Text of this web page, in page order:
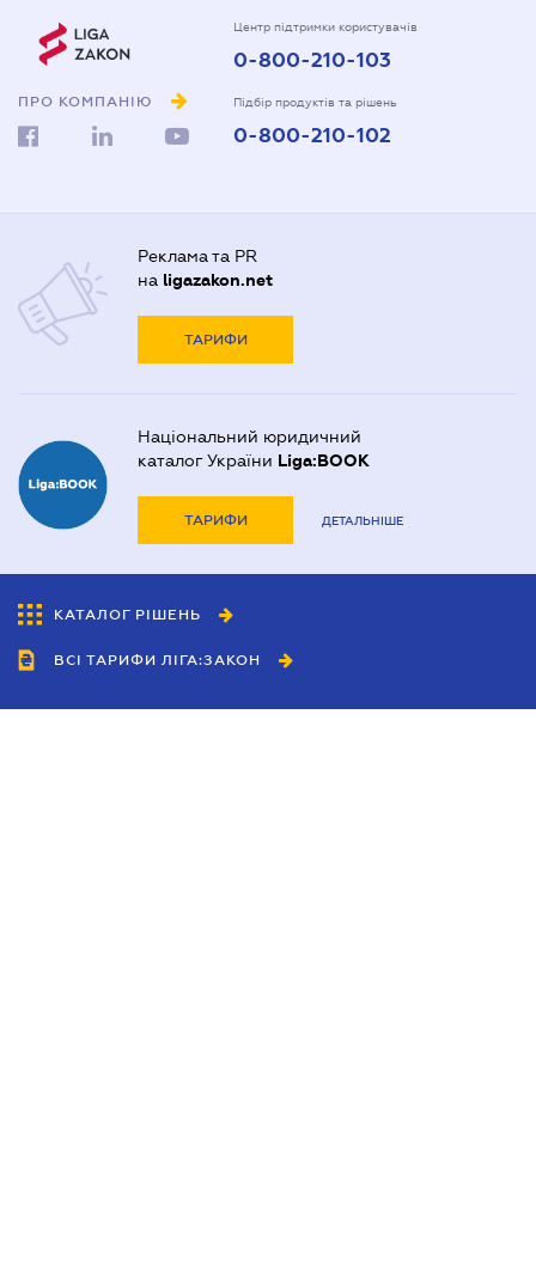
ПРО КОМПАНІЮ
Центр підтримки користувачів
0-800-210-103
Підбір продуктів та рішень
0-800-210-102
Реклама та PR
на ligazakon.net
ТАРИФИ
Національний юридичний
каталог України Liga:BOOK
ТАРИФИ ДЕТАЛЬНІШЕ
КАТАЛОГ РІШЕНЬ
ВСІ ТАРИФИ ЛІГА:ЗАКОН